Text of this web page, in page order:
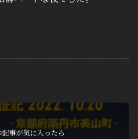
記事が気に入ったら